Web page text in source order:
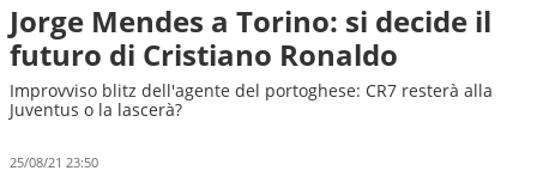
Jorge Mendes a Torino: si decide il
futuro di Cristiano Ronaldo
Improvviso blitz dell'agente del portoghese: CR7 resterà alla
Juventus o la lascerà?
25/08/21 23:50